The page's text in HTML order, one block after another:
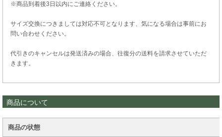
※商品到着後3日以内にご連絡ください。
サイズ交換につきましては対応不可となります、気になる場合は事前にお
問い合わせください。
代引きのキャンセルは発送済みの場合、往復分の送料を請求させていただ
きます。
商品について
商品の状態